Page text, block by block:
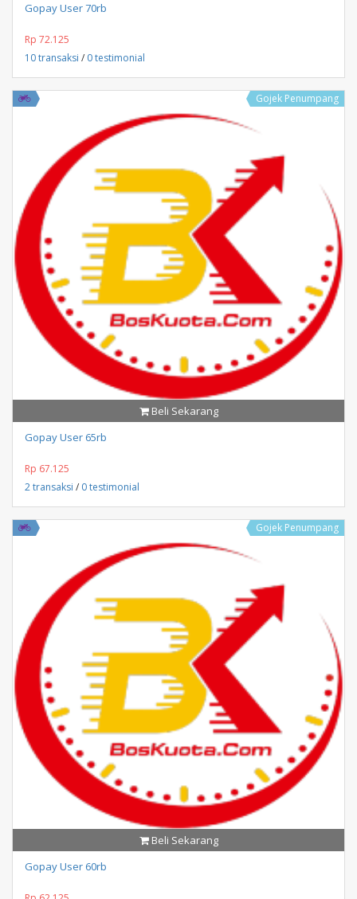
Gopay User 70rb
Rp 72.125
10 transaksi / 0 testimonial
Gojek Penumpang
Beli Sekarang
Gopay User 65rb
Rp 67.125
2 transaksi / 0 testimonial
Gojek Penumpang
Beli Sekarang
Gopay User 60rb